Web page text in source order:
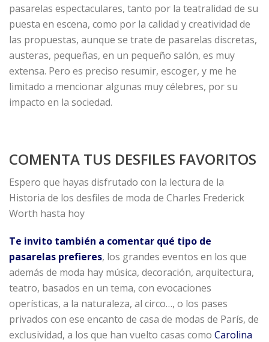
pasarelas espectaculares, tanto por la teatralidad de su
puesta en escena, como por la calidad y creatividad de
las propuestas, aunque se trate de pasarelas discretas,
austeras, pequeñas, en un pequeño salón, es muy
extensa. Pero es preciso resumir, escoger, y me he
limitado a mencionar algunas muy célebres, por su
impacto en la sociedad.
COMENTA TUS DESFILES FAVORITOS
Espero que hayas disfrutado con la lectura de la
Historia de los desfiles de moda de Charles Frederick
Worth hasta hoy
Te invito también a comentar qué tipo de
pasarelas prefieres, los grandes eventos en los que
además de moda hay música, decoración, arquitectura,
teatro, basados en un tema, con evocaciones
operísticas, a la naturaleza, al circo…, o los pases
privados con ese encanto de casa de modas de París, de
exclusividad, a los que han vuelto casas como Carolina